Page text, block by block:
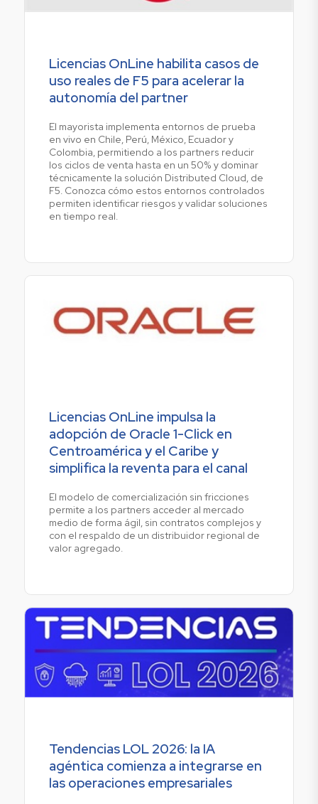
Licencias OnLine habilita casos de
uso reales de F5 para acelerar la
autonomía del partner
El mayorista implementa entornos de prueba
en vivo en Chile, Perú, México, Ecuador y
Colombia, permitiendo a los partners reducir
los ciclos de venta hasta en un 50% y dominar
técnicamente la solución Distributed Cloud, de
F5. Conozca cómo estos entornos controlados
permiten identificar riesgos y validar soluciones
en tiempo real.
Licencias OnLine impulsa la
adopción de Oracle 1-Click en
Centroamérica y el Caribe y
simplifica la reventa para el canal
El modelo de comercialización sin fricciones
permite a los partners acceder al mercado
medio de forma ágil, sin contratos complejos y
con el respaldo de un distribuidor regional de
valor agregado.
Tendencias LOL 2026: la IA
agéntica comienza a integrarse en
las operaciones empresariales